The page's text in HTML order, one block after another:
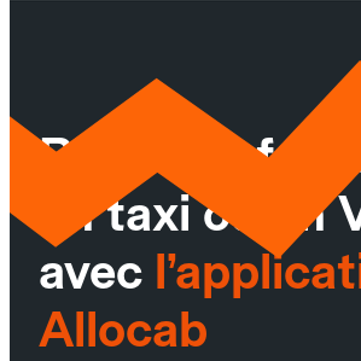
Réservez
un taxi ou un
avec
Allocab